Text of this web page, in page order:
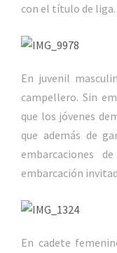
con el título de liga.
En juvenil
campellero. Sin
que los jóvenes
que además de
embarcaciones
embarcación
En cadete